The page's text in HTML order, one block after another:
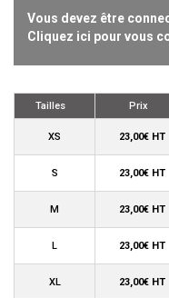
Vous devez être
Cliquez ici pour vous
Tailles Prix
XS 23,00€ HT
S 23,00€ HT
M 23,00€ HT
L 23,00€ HT
XL 23,00€ HT